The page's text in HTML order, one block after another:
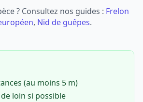
? Consultez nos guides : Frelon
, Nid de guêpes.
(au moins 5 m)
loin si possible